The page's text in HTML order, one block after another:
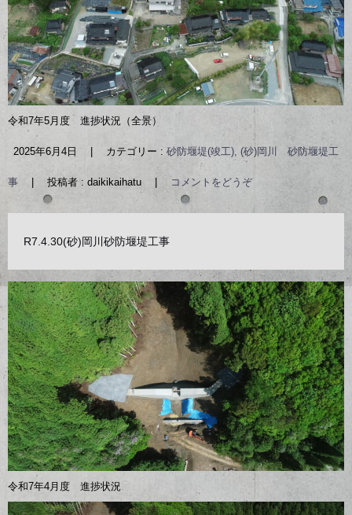
令和7年5月度 進捗状況（全景）
2025年6月4日 カテゴリー : 砂防堰堤(竣工), (砂)岡川 砂防堰堤工
事 投稿者 : daikikaihatu コメントをどうぞ
R7.4.30(砂)岡川砂防堰堤工事
令和7年4月度 進捗状況